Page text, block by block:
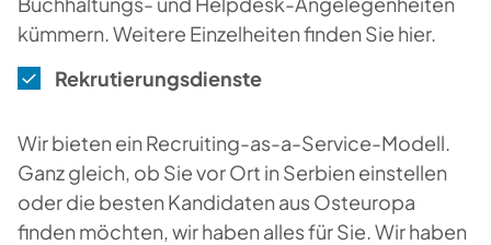
kümmern. Weitere Einzelheiten finden Sie hier.
Rekrutierungsdienste
Wir bieten ein Recruiting-as-a-Service-Modell.
Ganz gleich, ob Sie vor Ort in Serbien einstellen
oder die besten Kandidaten aus Osteuropa
finden möchten, wir haben alles für Sie. Wir haben